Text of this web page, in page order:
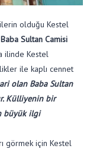
olduğu Kestel
Baba Sultan Camisi
ilinde Kestel
ile kaplı cennet
olan Baba Sultan
Külliyenin bir
büyük ilgi
görmek için Kestel